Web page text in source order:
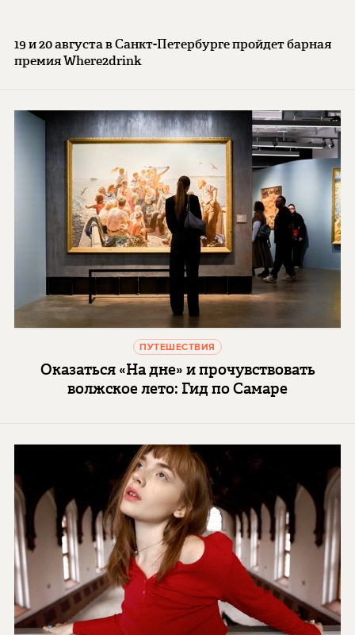
19 и 20 августа в Санкт-Петербурге пройдет барная
премия Where2drink
ПУТЕШЕСТВИЯ
Оказаться «На дне» и прочувствовать
волжское лето: Гид по Самаре